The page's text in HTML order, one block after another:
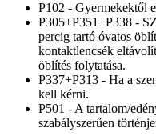
P102 - Gyermekektől
P305+P351+P338 -
percig tartó óvatos
kontaktlencsék
öblítés folytatása.
P337+P313 - Ha a
kell kérni.
P501 - A tartalom/
szabályszerűen